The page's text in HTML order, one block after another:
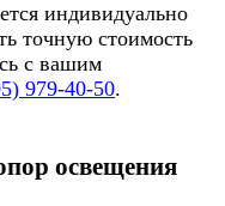
индивидуально
точную стоимость
с вашим
979-40-50.
освещения